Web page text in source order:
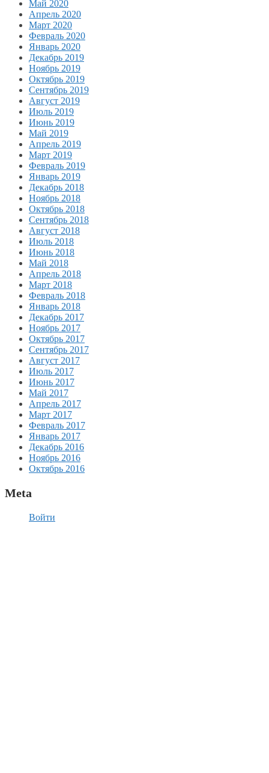
Май 2020
Апрель 2020
Март 2020
Февраль 2020
Январь 2020
Декабрь 2019
Ноябрь 2019
Октябрь 2019
Сентябрь 2019
Август 2019
Июль 2019
Июнь 2019
Май 2019
Апрель 2019
Март 2019
Февраль 2019
Январь 2019
Декабрь 2018
Ноябрь 2018
Октябрь 2018
Сентябрь 2018
Август 2018
Июль 2018
Июнь 2018
Май 2018
Апрель 2018
Март 2018
Февраль 2018
Январь 2018
Декабрь 2017
Ноябрь 2017
Октябрь 2017
Сентябрь 2017
Август 2017
Июль 2017
Июнь 2017
Май 2017
Апрель 2017
Март 2017
Февраль 2017
Январь 2017
Декабрь 2016
Ноябрь 2016
Октябрь 2016
Meta
Войти